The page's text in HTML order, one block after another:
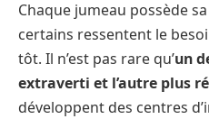
Chaque jumeau possède
certains ressentent le
tôt. Il n’est pas rare qu’un
extraverti et l’autre plus
développent des centres